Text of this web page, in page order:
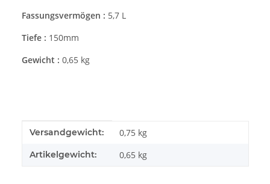
Fassungsvermögen : 5,7 L
Tiefe : 150mm
Gewicht : 0,65 kg
Produkteigenschaft
Wert
Versandgewicht: 0,75 kg
Artikelgewicht: 0,65 kg